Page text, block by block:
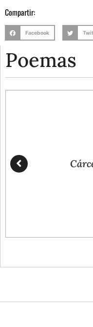
Compartir:
Facebook
Poemas